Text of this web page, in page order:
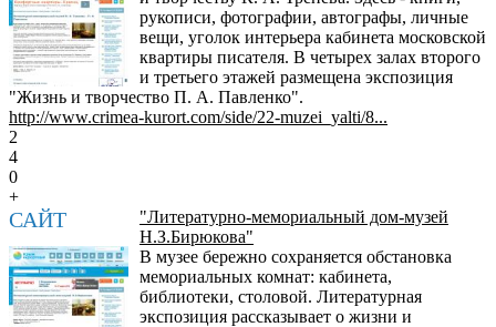
рукописи, фотографии, автографы, личные
вещи, уголок интерьера кабинета московской
квартиры писателя. В четырех залах второго
и третьего этажей размещена экспозиция
"Жизнь и творчество П. А. Павленко".
http://www.crimea-kurort.com/side/22-muzei_yalti/8...
2
4
0
+
САЙТ
"Литературно-мемориальный дом-музей
Н.З.Бирюкова"
В музее бережно сохраняется обстановка
мемориальных комнат: кабинета,
библиотеки, столовой. Литературная
экспозиция рассказывает о жизни и